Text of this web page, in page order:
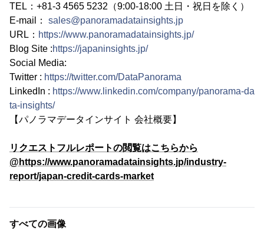
TEL：+81-3 4565 5232（9:00-18:00 土日・祝日を除く）
E-mail： sales@panoramadatainsights.jp
URL： https://www.panoramadatainsights.jp/
Blog Site :https://japaninsights.jp/
Social Media:
Twitter : https://twitter.com/DataPanorama
LinkedIn : https://www.linkedin.com/company/panorama-da
ta-insights/
【パノラマデータインサイト 会社概要】
リクエストフルレポートの閲覧はこちらから
@https://www.panoramadatainsights.jp/industry-
report/japan-credit-cards-market
すべての画像